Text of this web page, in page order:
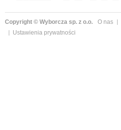
Copyright © Wyborcza sp. z o.o. O nas
Ustawienia prywatności